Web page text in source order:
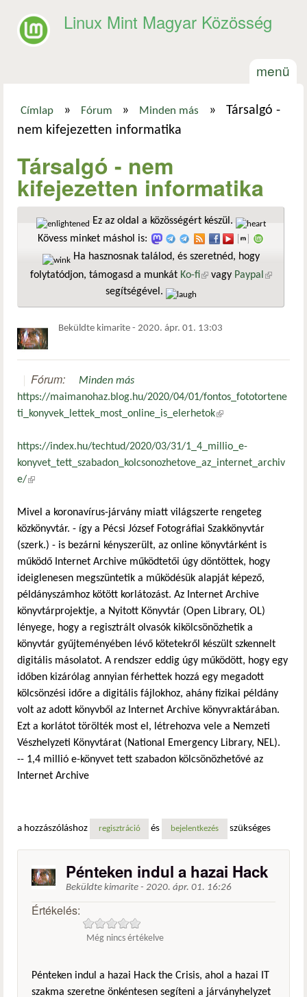
Linux Mint Magyar Közösség
menü
Jelenlegi hely
Címlap » Fórum » Minden más »
Társalgó -
nem kifejezetten informatika
Társalgó - nem
kifejezetten informatika
Ez az oldal a közösségért készül.
Kövess minket máshol is:
Ha hasznosnak találod, és szeretnéd, hogy
folytatódjon, támogasd a munkát Ko-fi(külső hivatkozás)
vagy Paypal
segítségével.
Beküldte kimarite - 2020. ápr. 01. 13:03
Fórum:
Minden más
https://maimanohaz.blog.hu/2020/04/01/fontos_fototortene
ti_konyvek_lettek_most_online_is_elerhetok(külső hivatkozás)
https://index.hu/techtud/2020/03/31/1_4_millio_e-
konyvet_tett_szabadon_kolcsonozhetove_az_internet_archiv
e/(külső hivatkozás)
Mivel a koronavírus-járvány miatt világszerte rengeteg
közkönyvtár. - így a Pécsi József Fotográfiai Szakkönyvtár
(szerk.) - is bezárni kényszerült, az online könyvtárként is
működő Internet Archive működtetői úgy döntöttek, hogy
ideiglenesen megszüntetik a működésük alapját képező,
példányszámhoz kötött korlátozást. Az Internet Archive
könyvtárprojektje, a Nyitott Könyvtár (Open Library, OL)
lényege, hogy a regisztrált olvasók kikölcsönözhetik a
könyvtár gyűjteményében lévő kötetekről készült szkennelt
digitális másolatot. A rendszer eddig úgy működött, hogy egy
időben kizárólag annyian férhettek hozzá egy megadott
kölcsönzési időre a digitális fájlokhoz, ahány fizikai példány
volt az adott könyvből az Internet Archive könyvraktárában.
Ezt a korlátot törölték most el, létrehozva vele a Nemzeti
Vészhelyzeti Könyvtárat (National Emergency Library, NEL).
-- 1,4 millió e-könyvet tett szabadon kölcsönözhetővé az
Internet Archive
a hozzászóláshoz regisztráció és bejelentkezés szükséges
Pénteken indul a hazai Hack
Beküldte kimarite - 2020. ápr. 01. 16:26
Értékelés:
Még nincs értékelve
Pénteken indul a hazai Hack the Crisis, ahol a hazai IT
szakma szeretne önkéntesen segíteni a járványhelyzet